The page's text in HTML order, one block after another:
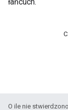
O ile nie